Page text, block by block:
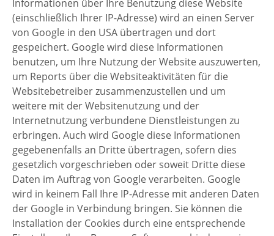
Informationen über Ihre Benutzung diese Website
(einschließlich Ihrer IP-Adresse) wird an einen Server
von Google in den USA übertragen und dort
gespeichert. Google wird diese Informationen
benutzen, um Ihre Nutzung der Website auszuwerten,
um Reports über die Websiteaktivitäten für die
Websitebetreiber zusammenzustellen und um
weitere mit der Websitenutzung und der
Internetnutzung verbundene Dienstleistungen zu
erbringen. Auch wird Google diese Informationen
gegebenenfalls an Dritte übertragen, sofern dies
gesetzlich vorgeschrieben oder soweit Dritte diese
Daten im Auftrag von Google verarbeiten. Google
wird in keinem Fall Ihre IP-Adresse mit anderen Daten
der Google in Verbindung bringen. Sie können die
Installation der Cookies durch eine entsprechende